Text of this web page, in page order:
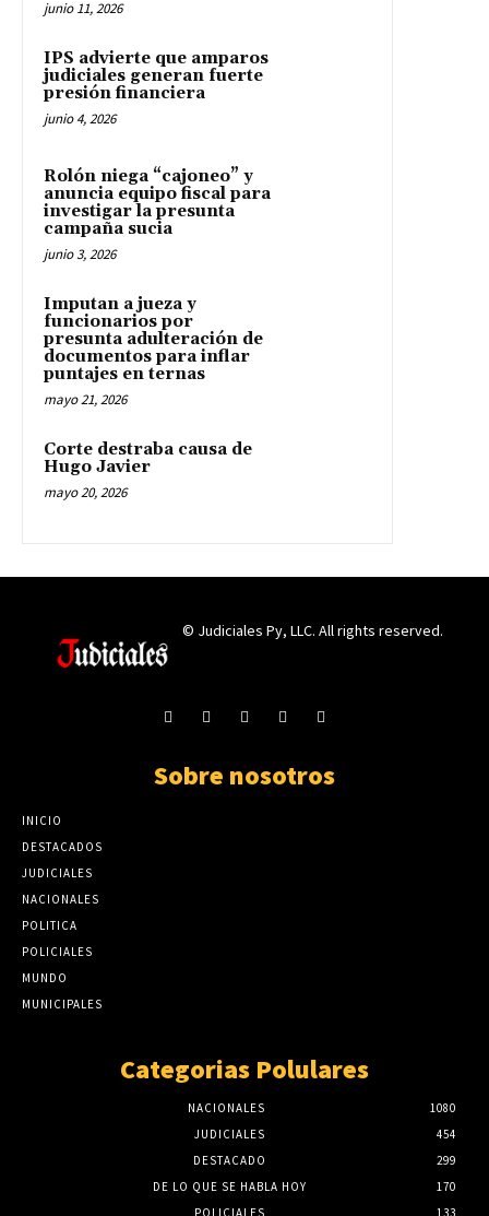
junio 11, 2026
IPS advierte que amparos
judiciales generan fuerte
presión financiera
junio 4, 2026
Rolón niega “cajoneo” y
anuncia equipo fiscal para
investigar la presunta
campaña sucia
junio 3, 2026
Imputan a jueza y
funcionarios por
presunta adulteración de
documentos para inflar
puntajes en ternas
mayo 21, 2026
Corte destraba causa de
Hugo Javier
mayo 20, 2026
© Judiciales Py, LLC. All rights reserved.
Sobre nosotros
INICIO
DESTACADOS
JUDICIALES
NACIONALES
POLITICA
POLICIALES
MUNDO
MUNICIPALES
Categorias Polulares
NACIONALES
1080
JUDICIALES
454
DESTACADO
299
DE LO QUE SE HABLA HOY
170
POLICIALES
133